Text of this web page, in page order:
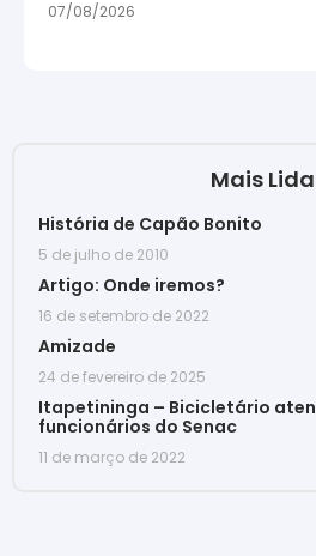
07/08/2026
Mais
História de Capão Bonito
5 de julho de 2010
Artigo: Onde iremos?
16 de setembro de 2022
Amizade
24 de fevereiro de 2025
Itapetininga – Bicicletário
funcionários do Senac
11 de março de 2022